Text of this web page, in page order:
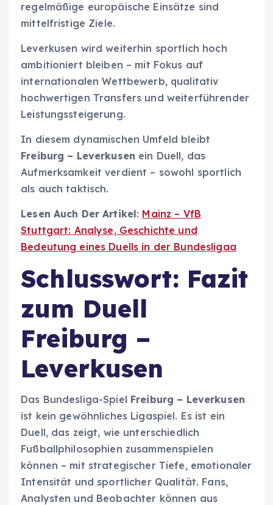
regelmäßige europäische Einsätze sind
mittelfristige Ziele.
Leverkusen wird weiterhin sportlich hoch
ambitioniert bleiben – mit Fokus auf
internationalen Wettbewerb, qualitativ
hochwertigen Transfers und weiterführender
Leistungssteigerung.
In diesem dynamischen Umfeld bleibt
Freiburg – Leverkusen ein Duell, das
Aufmerksamkeit verdient – sowohl sportlich
als auch taktisch.
Lesen Auch Der Artikel: Mainz – VfB
Stuttgart: Analyse, Geschichte und
Bedeutung eines Duells in der Bundesligaa
Schlusswort: Fazit
zum Duell
Freiburg –
Leverkusen
Das Bundesliga-Spiel Freiburg – Leverkusen
ist kein gewöhnliches Ligaspiel. Es ist ein
Duell, das zeigt, wie unterschiedlich
Fußballphilosophien zusammenspielen
können – mit strategischer Tiefe, emotionaler
Intensität und sportlicher Qualität. Fans,
Analysten und Beobachter können aus